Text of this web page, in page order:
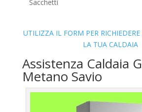
Sacchetti
UTILIZZA IL FORM PER RICHIEDERE
LA TUA CALDAIA
Assistenza Caldaia
Metano Savio